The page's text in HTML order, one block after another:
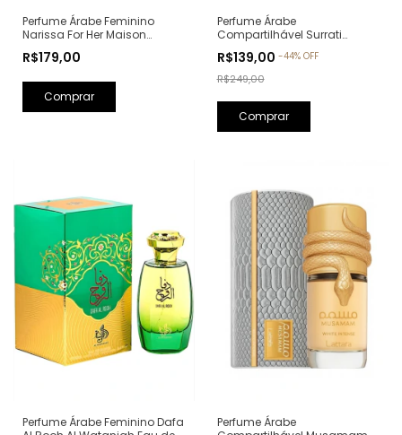
Perfume Árabe Feminino
Narissa For Her Maison
100ml (Ref. Olfativa: Narciso
R$179,00
Perfume Árabe
Compartilhável Surrati
Kunooz Zoghbi Eau de
Parfum - 100ml (Ref. Olfativa:
Erba Pura Xerjoff)
R$139,00 -44% OFF
R$249,00
Perfume Árabe Feminino Dafa
Perfume Árabe